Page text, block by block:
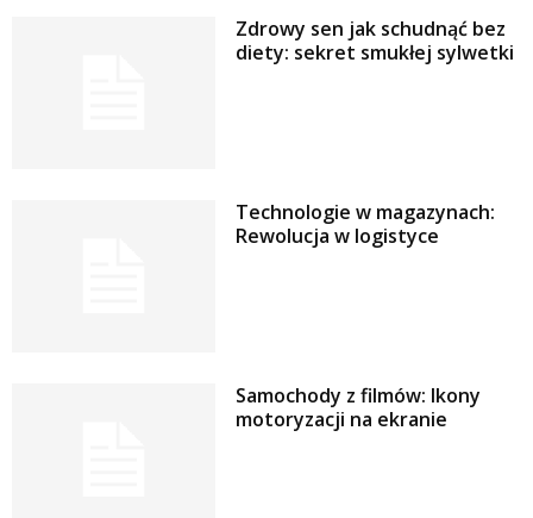
Zdrowy sen jak schudnąć bez
diety: sekret smukłej sylwetki
Technologie w magazynach:
Rewolucja w logistyce
Samochody z filmów: Ikony
motoryzacji na ekranie